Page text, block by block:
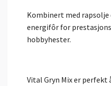
Kombinert med
energifôr for
hobbyhester.
Vital Gryn Mix er perfekt